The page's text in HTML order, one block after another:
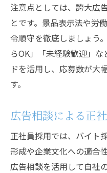
注意点としては、誇大広
とです。景品表示法や労
令順守を徹底しましょう
らOK」「未経験歓迎」
ドを活用し、応募数が大
す。
広告相談による正
正社員採用では、バイト
形成や企業文化への適合
広告相談を活用して自社